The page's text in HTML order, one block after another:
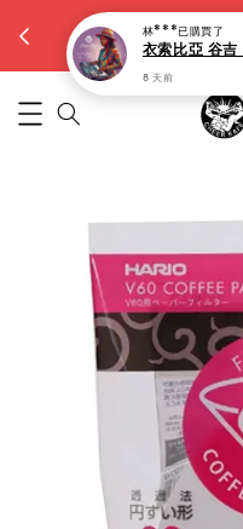
【大容量15g濾掛
林***已購買了
8 天前